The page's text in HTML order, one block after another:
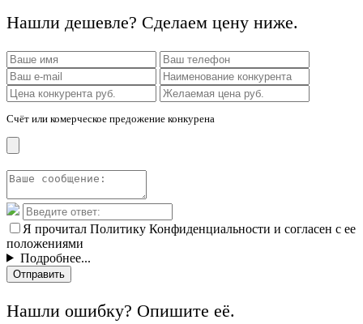
Нашли дешевле? Сделаем цену ниже.
Счёт или комерческое предожение конкурена
Я прочитал Политику Конфиденциальности и согласен с ее
положениями
Подробнее...
Отправить
Нашли ошибку? Опишите её.